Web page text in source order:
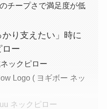
チープさで満足度が低
かり支えたい」時に
ロー
ックピロー
Logo ( ヨギボー ネッ
ネックピロー